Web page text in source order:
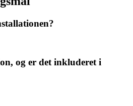
og er det inkluderet i